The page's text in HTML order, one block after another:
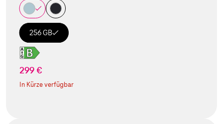
256 GB
299 €
In Kürze verfügbar